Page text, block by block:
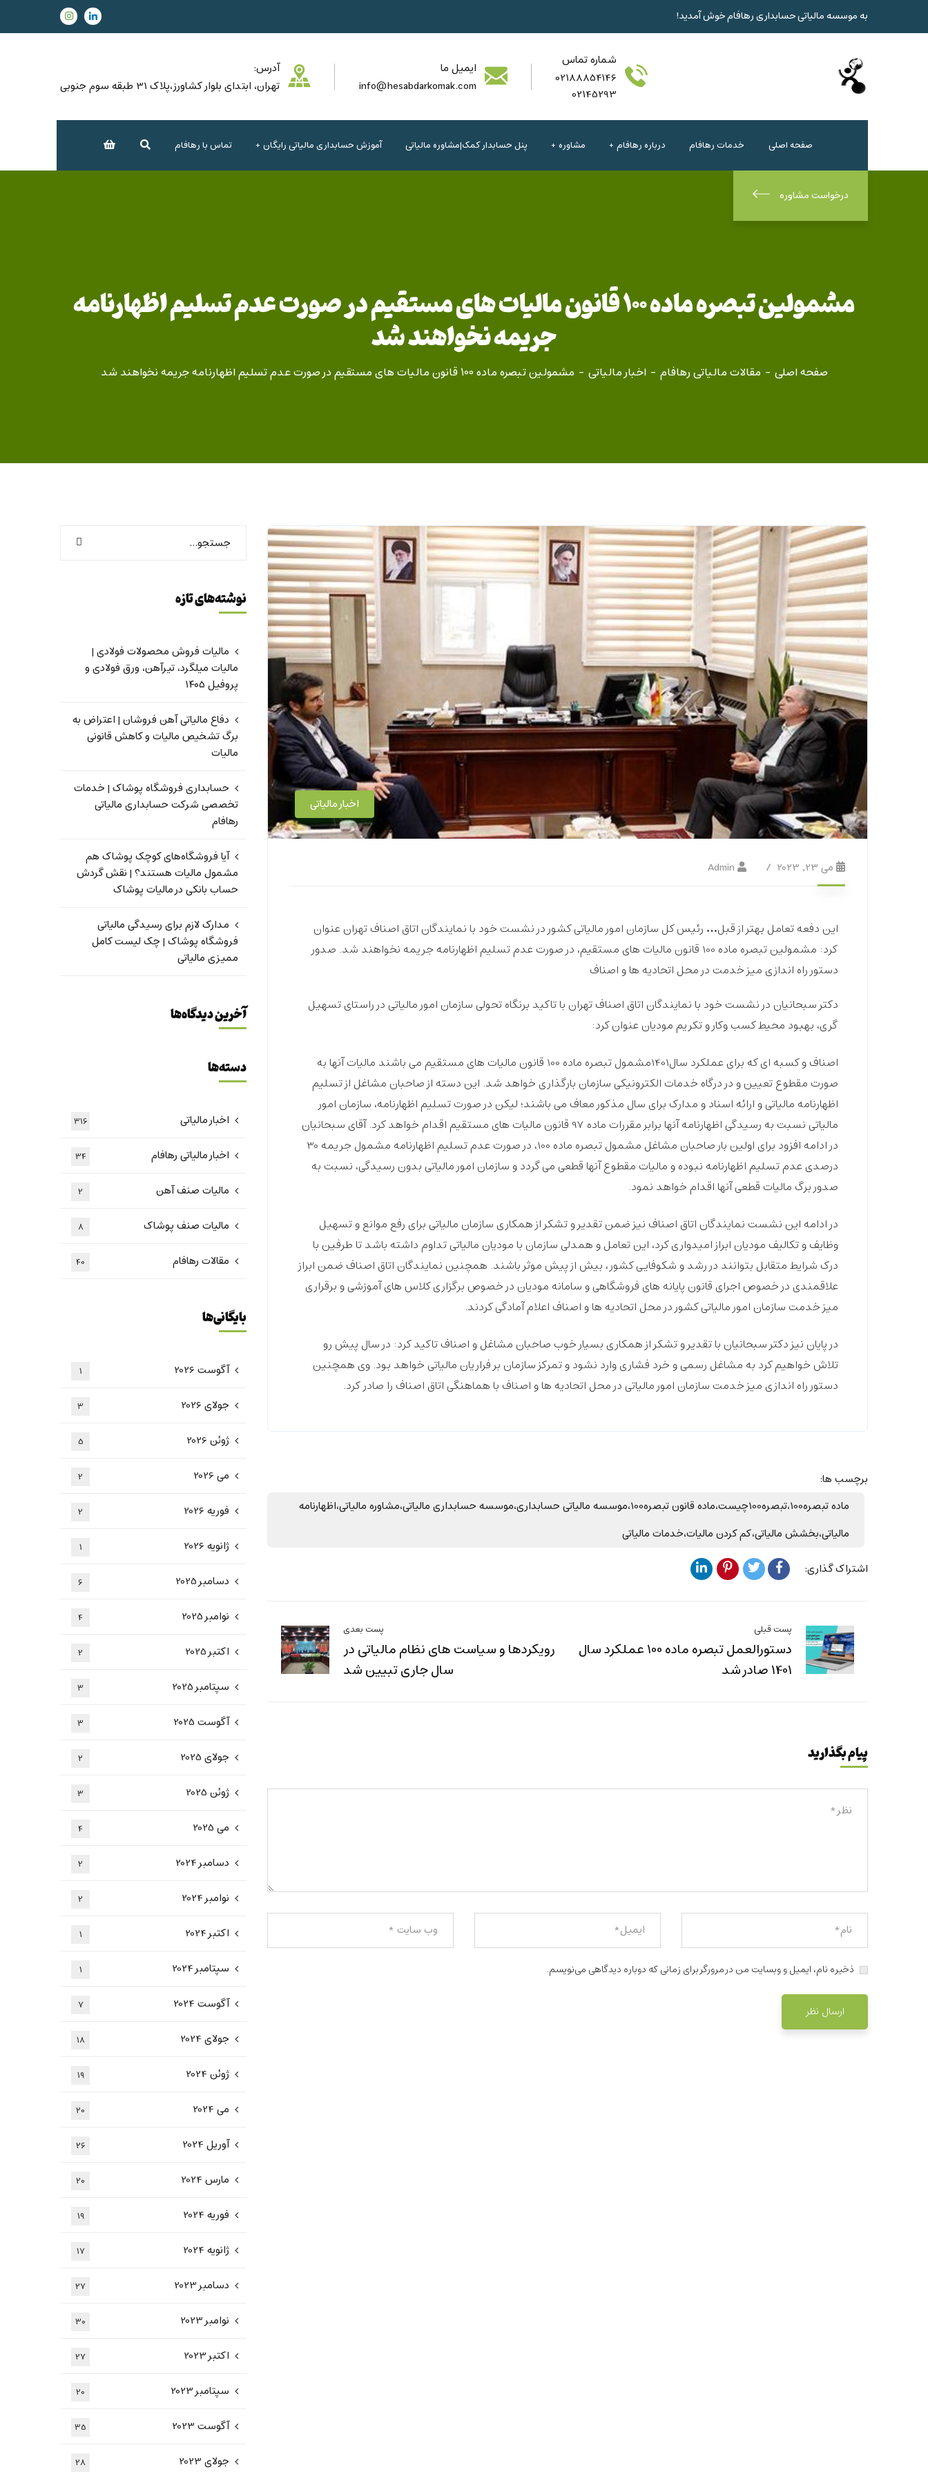
به موسسه مالیاتی حسابداری رهافام خوش آمدید!
شماره تماس
02188854146
02145293
ایمیل ما
info@hesabdarkomak.com
آدرس:
تهران، ابتدای بلوار کشاورز،پلاک 31 طبقه سوم جنوبی
صفحه اصلی خدمات رهافام درباره رهافام مشاوره پنل حسابدار کمک|مشاوره مالیاتی آموزش حسابداری مالیاتی رایگان تماس با رهافام
درخواست مشاوره
مشمولین تبصره ماده 100 قانون مالیات های مستقیم در صورت عدم تسلیم اظهارنامه
جریمه نخواهند شد
صفحه اصلی مقالات مالیاتی رهافام اخبار مالیاتی مشمولین تبصره ماده 100 قانون مالیات های مستقیم در صورت عدم تسلیم اظهارنامه جریمه نخواهند شد
اخبار مالیاتی
می 23, 2023 Admin
این دفعه تعامل بهتر از قبل… رئیس کل سازمان امور مالیاتی کشور در نشست خود با نمایندگان اتاق اصناف تهران عنوان
کرد: مشمولین تبصره ماده 100 قانون مالیات های مستقیم، در صورت عدم تسلیم اظهارنامه جریمه نخواهند شد. صدور
دستور راه اندازی میز خدمت در محل اتحادیه ها و اصناف
دکتر سبحانیان در نشست خود با نمایندگان اتاق اصناف تهران با تاکید برنگاه تحولی سازمان امور مالیاتی در راستای تسهیل
گری، بهبود محیط کسب وکار و تکریم مودیان عنوان کرد:
اصناف و کسبه ای که برای عملکرد سال1401مشمول تبصره ماده 100 قانون مالیات های مستقیم می باشند مالیات آنها به
صورت مقطوع تعیین و در درگاه خدمات الکترونیکی سازمان بارگذاری خواهد شد. این دسته از صاحبان مشاغل از تسلیم
اظهارنامه مالیاتی و ارائه اسناد و مدارک برای سال مذکور معاف می باشند؛ لیکن در صورت تسلیم اظهارنامه، سازمان امور
مالیاتی نسبت به رسیدگی اظهارنامه آنها برابر مقررات ماده 97 قانون مالیات های مستقیم اقدام خواهد کرد. آقای سبحانیان
در ادامه افزود برای اولین بار صاحبان مشاغل مشمول تبصره ماده 100، در صورت عدم تسلیم اظهارنامه مشمول جریمه 30
درصدی عدم تسلیم اظهارنامه نبوده و مالیات مقطوع آنها قطعی می گردد و سازمان امور مالیاتی بدون رسیدگی، نسبت به
صدور برگ مالیات قطعی آنها اقدام خواهد نمود.
در ادامه این نشست نمایندگان اتاق اصناف نیز ضمن تقدیر و تشکر از همکاری سازمان مالیاتی برای رفع موانع و تسهیل
وظایف و تکالیف مودیان ابراز امیدواری کرد، این تعامل و همدلی سازمان با مودیان مالیاتی تداوم داشته باشد تا طرفین با
درک شرایط متقابل بتوانند در رشد و شکوفایی کشور، بیش از پیش موثر باشند. همچنین نمایندگان اتاق اصناف ضمن ابراز
علاقمندی در خصوص اجرای قانون پایانه های فروشگاهی و سامانه مودیان در خصوص برگزاری کلاس های آموزشی و برقراری
میز خدمت سازمان امور مالیاتی کشور در محل اتحادیه ها و اصناف اعلام آمادگی کردند.
در پایان نیز دکتر سبحانیان با تقدیر و تشکر از همکاری بسیار خوب صاحبان مشاغل و اصناف تاکید کرد: در سال پیش رو
تلاش خواهیم کرد به مشاغل رسمی و خرد فشاری وارد نشود و تمرکز سازمان بر فراریان مالیاتی خواهد بود. وی همچنین
دستور راه اندازی میز خدمت سازمان امور مالیاتی در محل اتحادیه ها و اصناف با هماهنگی اتاق اصناف را صادر کرد.
برچسب ها:
ماده تبصره100،تبصره100چیست،ماده قانون تبصره100،موسسه مالیاتی حسابداری،موسسه حسابداری مالیاتی،مشاوره مالیاتی،اظهارنامه
مالیاتی،بخشش مالیاتی،کم کردن مالیات،خدمات مالیاتی
اشتراک گذاری:
پست قبلی
دستورالعمل تبصره ماده 100 عملکرد سال
1401 صادر شد
پست بعدی
رویکردها و سیاست های نظام مالیاتی در
سال جاری تبیین شد
پیام بگذارید
ذخیره نام، ایمیل و وبسایت من در مرورگر برای زمانی که دوباره دیدگاهی می‌نویسم.
نوشته‌های تازه
مالیات فروش محصولات فولادی |
مالیات میلگرد، تیرآهن، ورق فولادی و
پروفیل ۱۴۰۵
دفاع مالیاتی آهن فروشان | اعتراض به
برگ تشخیص مالیات و کاهش قانونی
مالیات
حسابداری فروشگاه پوشاک | خدمات
تخصصی شرکت حسابداری مالیاتی
رهافام
آیا فروشگاه‌های کوچک پوشاک هم
مشمول مالیات هستند؟ | نقش گردش
حساب بانکی در مالیات پوشاک
مدارک لازم برای رسیدگی مالیاتی
فروشگاه پوشاک | چک لیست کامل
ممیزی مالیاتی
آخرین دیدگاه‌ها
دسته‌ها
اخبار مالیاتی 316
اخبار مالیاتی رهافام 34
مالیات صنف آهن 2
مالیات صنف پوشاک 8
مقالات رهافام 40
بایگانی‌ها
آگوست 2026 1
جولای 2026 3
ژوئن 2026 5
می 2026 2
فوریه 2026 2
ژانویه 2026 1
دسامبر 2025 6
نوامبر 2025 4
اکتبر 2025 2
سپتامبر 2025 3
آگوست 2025 3
جولای 2025 2
ژوئن 2025 3
می 2025 4
دسامبر 2024 2
نوامبر 2024 2
اکتبر 2024 1
سپتامبر 2024 1
آگوست 2024 7
جولای 2024 18
ژوئن 2024 19
می 2024 20
آوریل 2024 26
مارس 2024 20
فوریه 2024 19
ژانویه 2024 17
دسامبر 2023 27
نوامبر 2023 30
اکتبر 2023 27
سپتامبر 2023 20
آگوست 2023 35
جولای 2023 28